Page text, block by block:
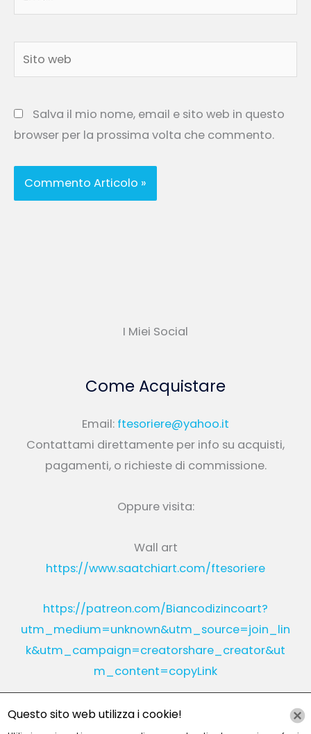
Salva il mio nome, email e sito web in questo
browser per la prossima volta che commento.
I Miei Social
Come Acquistare
Email: ftesoriere@yahoo.it
Contattami direttamente per info su acquisti,
pagamenti, o richieste di commissione.
Oppure visita:
Wall art
https://www.saatchiart.com/ftesoriere
https://patreon.com/Biancodizincoart?
utm_medium=unknown&utm_source=join_lin
k&utm_campaign=creatorshare_creator&ut
m_content=copyLink
Questo sito web utilizza i cookie!